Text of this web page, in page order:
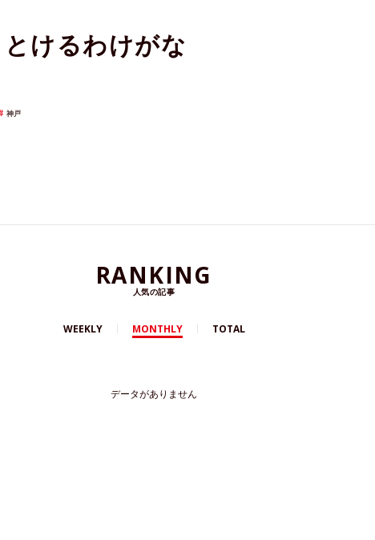
けるわけがな
神戸
RANKING
人気の記事
WEEKLY MONTHLY TOTAL
データがありません